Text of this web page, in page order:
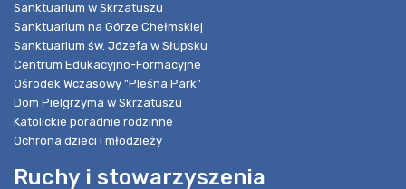
Sanktuarium w Skrzatuszu
Sanktuarium na Górze Chełmskiej
Sanktuarium św. Józefa w Słupsku
Centrum Edukacyjno-Formacyjne
Ośrodek Wczasowy "Pleśna Park"
Dom Pielgrzyma w Skrzatuszu
Katolickie poradnie rodzinne
Ochrona dzieci i młodzieży
Ruchy i stowarzyszenia